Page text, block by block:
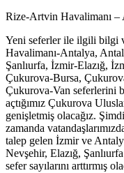
Rize-Artvin Havalimanı –
Yeni seferler ile ilgili bilgi
Havalimanı-Antalya,
Şanlıurfa, İzmir-Elazığ,
Çukurova-Bursa,
Çukurova-Van seferlerini
açtığımız Çukurova
genişletmiş olacağız.
zamanda
talep gelen İzmir ve
Nevşehir, Elazığ,
sefer sayılarını arttırmış